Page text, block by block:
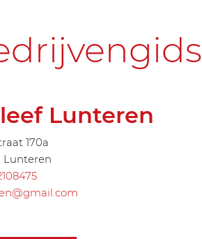
Lunteren
170a
Lunteren